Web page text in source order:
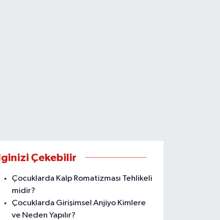
Çekebilir
Çocuklarda Kalp Romatizması Tehlikeli
midir?
Çocuklarda Girişimsel Anjiyo Kimlere
ve Neden Yapılır?